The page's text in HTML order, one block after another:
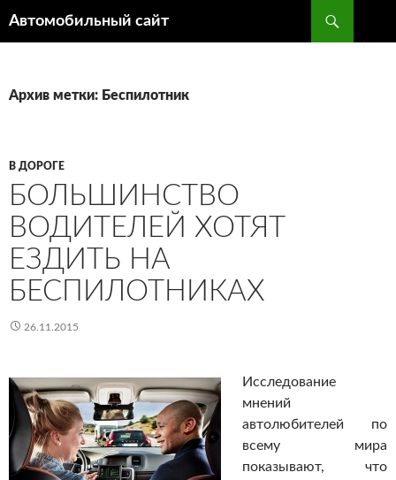
Автомобильный сайт
Архив метки: Беспилотник
В ДОРОГЕ
БОЛЬШИНСТВО
ВОДИТЕЛЕЙ ХОТЯТ
ЕЗДИТЬ НА
БЕСПИЛОТНИКАХ
26.11.2015
Исследование
мнений
автолюбителей по
всему мира
показывают, что